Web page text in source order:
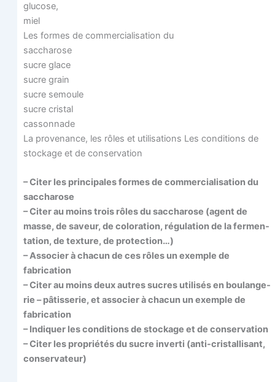
glucose,
miel
Les formes de com­mer­cia­li­sa­tion du
saccharose
sucre glace
sucre grain
sucre semoule
sucre cristal
cassonnade
La pro­ve­nance, les rôles et uti­li­sa­tions Les condi­tions de
sto­ckage et de conservation
– Citer les prin­ci­pales formes de com­mer­cia­li­sa­tion du
saccharose
– Citer au moins trois rôles du sac­cha­rose (agent de
masse, de saveur, de colo­ra­tion, régu­la­tion de la fer­men­
ta­tion, de tex­ture, de protection…)
– Asso­cier à cha­cun de ces rôles un exemple de
fabrication
– Citer au moins deux autres sucres uti­li­sés en bou­lan­ge­
rie – pâtis­se­rie, et asso­cier à cha­cun un exemple de
fabrication
– Indi­quer les condi­tions de sto­ckage et de conservation
– Citer les pro­prié­tés du sucre inver­ti (anti-cris­tal­li­sant,
conservateur)